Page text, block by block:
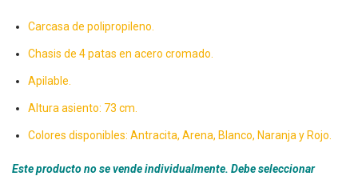
Carcasa de polipropileno.
Chasis de 4 patas en acero cromado.
Apilable.
Altura asiento: 73 cm.
Colores disponibles: Antracita, Arena, Blanco, Naranja y Rojo.
Este producto no se vende individualmente. Debe seleccionar